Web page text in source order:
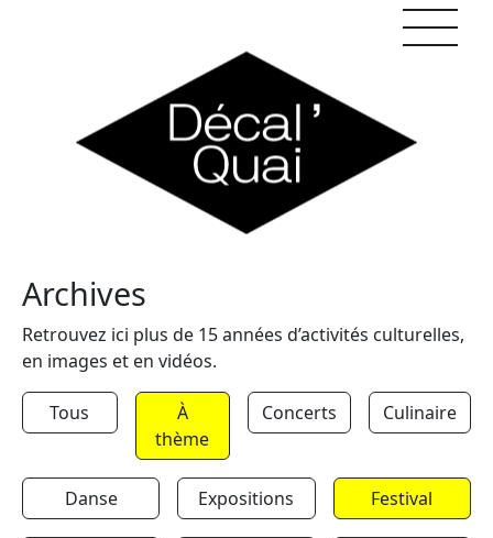
Archives
Retrouvez ici plus de 15 années d’activités culturelles,
en images et en vidéos.
Tous
À
thème
Concerts Culinaire
Danse Expositions Festival